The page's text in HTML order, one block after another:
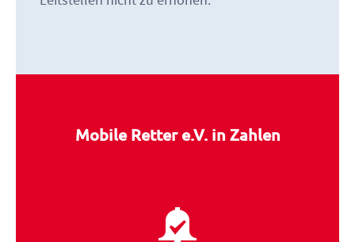
Mobile Retter e.V. in Zahlen